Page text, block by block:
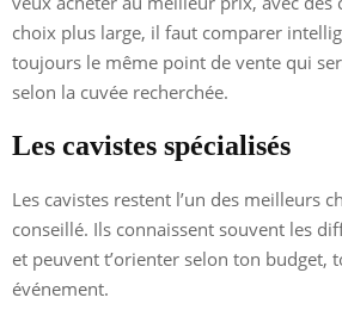
choix plus large, il faut comparer
toujours le même point de vente qui
selon la cuvée recherchée.
Les cavistes spécialisés
Les cavistes restent l’un des meilleurs
conseillé. Ils connaissent souvent les
et peuvent t’orienter selon ton budget,
événement.